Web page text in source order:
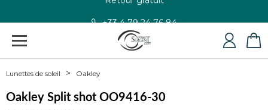
Lunettes de soleil Oakley
Oakley Split shot OO9416-30